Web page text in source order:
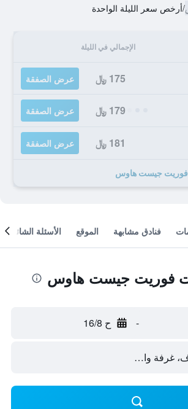
/أرخص سعر الليلة الواحدة
الإجمالي في الليلة
175 ﷼ عرض الصفقة
179 ﷼ عرض الصفقة
181 ﷼ عرض الصفقة
فنادق مشابهة الموقع الأسئلة الشائعة
فوريت جيست هاوس
- ح 16/8